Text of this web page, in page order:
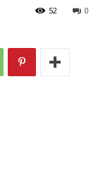
0
52